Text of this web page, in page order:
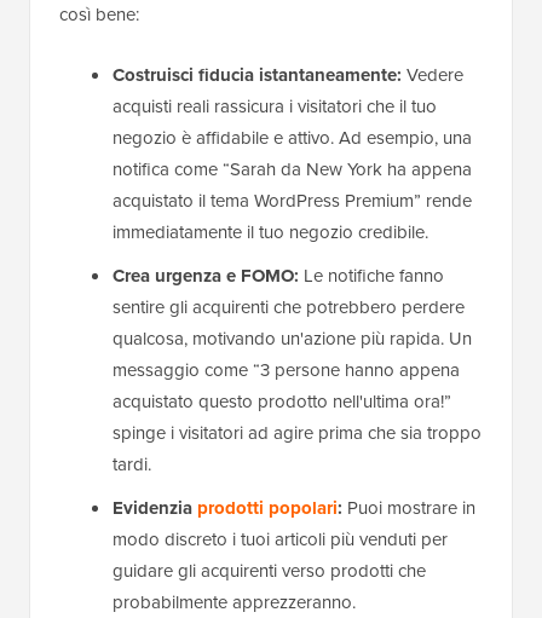
così bene:
Costruisci fiducia istantaneamente: Vedere
acquisti reali rassicura i visitatori che il tuo
negozio è affidabile e attivo. Ad esempio, una
notifica come “Sarah da New York ha appena
acquistato il tema WordPress Premium” rende
immediatamente il tuo negozio credibile.
Crea urgenza e FOMO: Le notifiche fanno
sentire gli acquirenti che potrebbero perdere
qualcosa, motivando un'azione più rapida. Un
messaggio come “3 persone hanno appena
acquistato questo prodotto nell'ultima ora!”
spinge i visitatori ad agire prima che sia troppo
tardi.
Evidenzia prodotti popolari: Puoi mostrare in
modo discreto i tuoi articoli più venduti per
guidare gli acquirenti verso prodotti che
probabilmente apprezzeranno.